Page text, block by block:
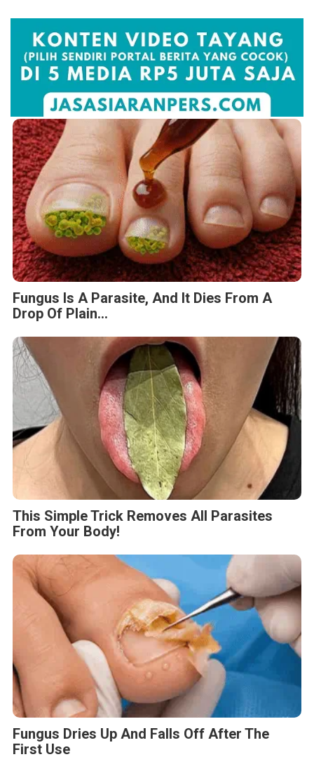
Fungus Is A Parasite, And It Dies From A
Drop Of Plain...
This Simple Trick Removes All Parasites
From Your Body!
Fungus Dries Up And Falls Off After The
First Use